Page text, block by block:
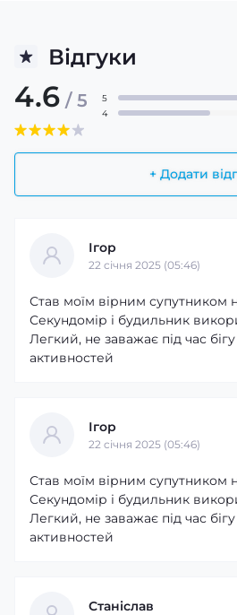
Відгуки
4.6 / 5
+ Додати
5
4
Ігор
22 cічня 2025 (05:46)
Став моїм вірним супутником
Секундомір і будильник
Легкий, не заважає під час
активностей
Ігор
22 cічня 2025 (05:46)
Став моїм вірним супутником
Секундомір і будильник
Легкий, не заважає під час
активностей
Станіслав